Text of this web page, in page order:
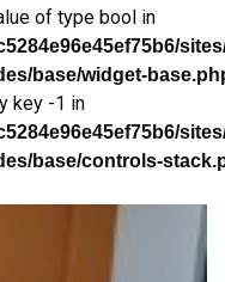
of type bool in
base/widget-
key -1 in
base/controls-